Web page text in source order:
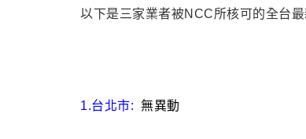
以下是三家業者被NCC所核可的全台
1.台北市: 無異動